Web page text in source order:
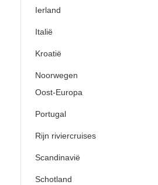
Ierland
Italië
Kroatië
Noorwegen
Oost-Europa
Portugal
Rijn riviercruises
Scandinavië
Schotland